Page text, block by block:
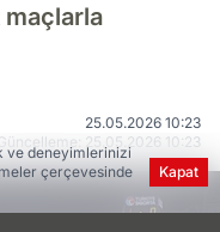
maçlarla
25.05.2026 10:23
25.05.2026 10:23
ve deneyimlerinizi
çerçevesinde
Kapat